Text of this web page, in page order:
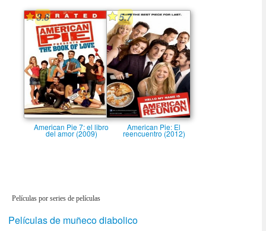
3.8
American Pie 7: el libro
del amor (2009)
5.7
American Pie: El
reencuentro (2012)
Películas por series de películas
Películas de muñeco diabolico